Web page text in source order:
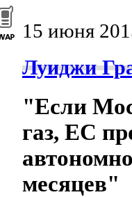
15 июня
Луиджи
"Если
газ, ЕС
месяцев"